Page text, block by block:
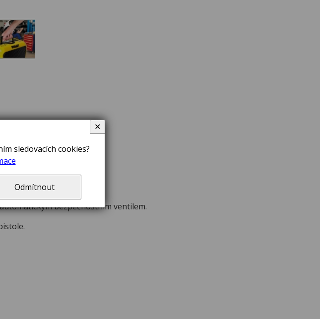
E
v těle.
bezpečnostním ventilem.
sledovacích cookies?
Odmítnout
✕